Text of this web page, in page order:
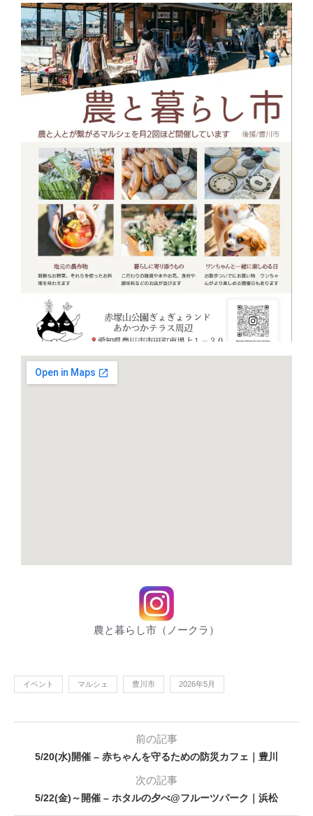
農と暮らし市（ノークラ）
イベント マルシェ 豊川市 2026年5月
前の記事
5/20(水)開催 – 赤ちゃんを守るための防災カフェ｜豊川
次の記事
5/22(金)～開催 – ホタルの夕べ@フルーツパーク｜浜松